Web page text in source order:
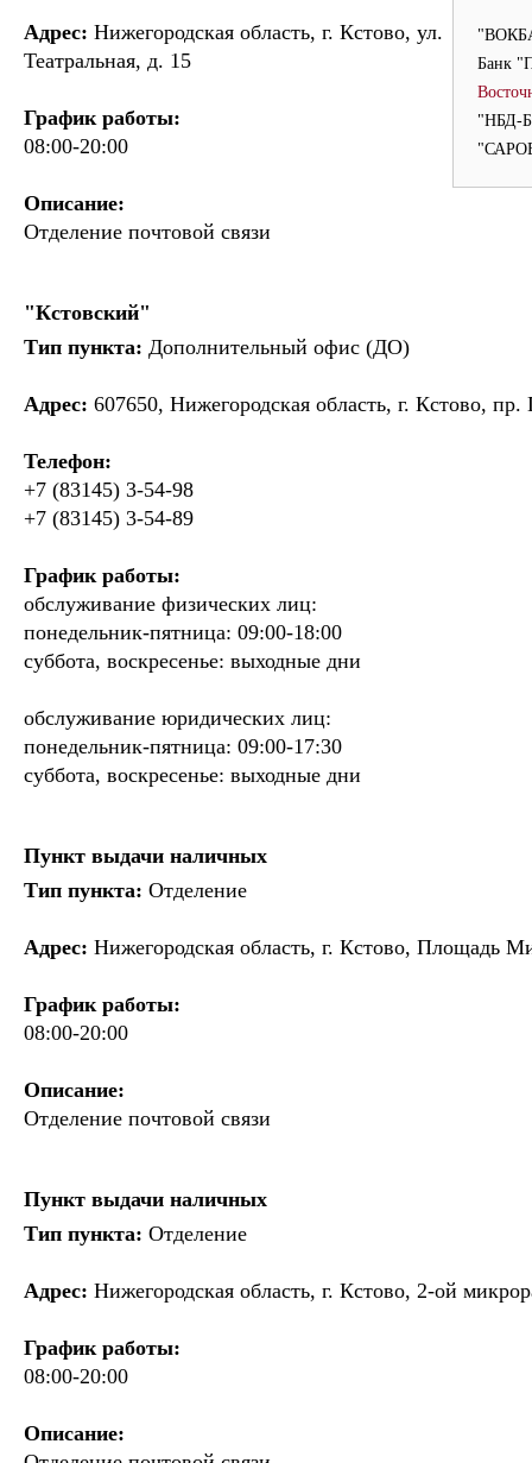
Банк
"НБД-
Адрес: Нижегородская область, г. Кстово, ул.
Театральная, д. 15
График работы:
08:00-20:00
Описание:
Отделение почтовой связи
"Кстовский"
Тип пункта: Дополнительный офис (ДО)
Адрес: 607650, Нижегородская область, г. Кстово,
Телефон:
+7 (83145) 3-54-98
+7 (83145) 3-54-89
График работы:
обслуживание физических лиц:
понедельник-пятница: 09:00-18:00
суббота, воскресенье: выходные дни
обслуживание юридических лиц:
понедельник-пятница: 09:00-17:30
суббота, воскресенье: выходные дни
Пункт выдачи наличных
Тип пункта: Отделение
Адрес: Нижегородская область, г. Кстово, Площадь
График работы:
08:00-20:00
Описание:
Отделение почтовой связи
Пункт выдачи наличных
Тип пункта: Отделение
Адрес: Нижегородская область, г. Кстово, 2-ой
График работы:
08:00-20:00
Описание: